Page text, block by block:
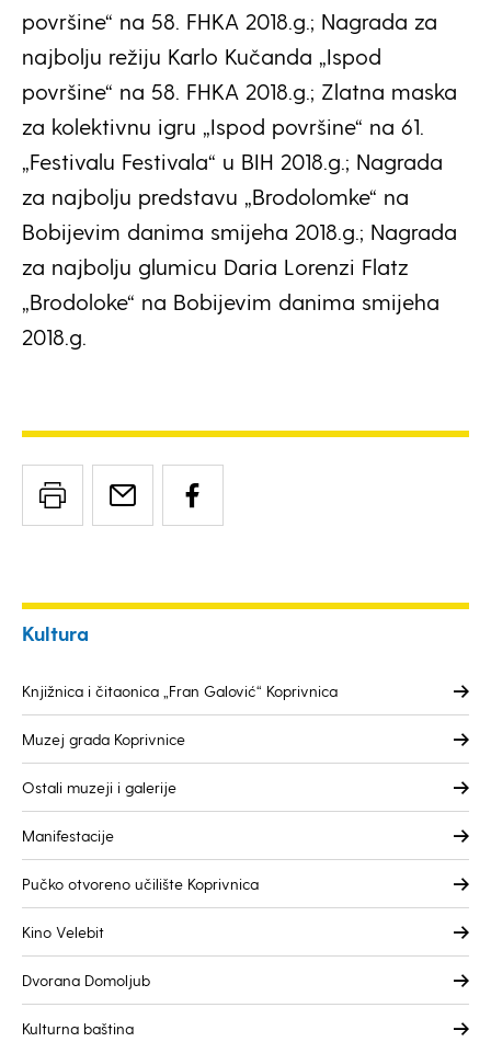
Kultura
Knjižnica i čitaonica „Fran Galović“ Koprivnica
Muzej grada Koprivnice
Ostali muzeji i galerije
Manifestacije
Pučko otvoreno učilište Koprivnica
Kino Velebit
Dvorana Domoljub
Kulturna baština
površine“ na 58. FHKA 2018.g.; Nagrada za
najbolju režiju Karlo Kučanda „Ispod
površine“ na 58. FHKA 2018.g.; Zlatna maska
za kolektivnu igru „Ispod površine“ na 61.
„Festivalu Festivala“ u BIH 2018.g.; Nagrada
za najbolju predstavu „Brodolomke“ na
Bobijevim danima smijeha 2018.g.; Nagrada
za najbolju glumicu Daria Lorenzi Flatz
„Brodoloke“ na Bobijevim danima smijeha
2018.g.